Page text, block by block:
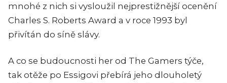
mnohé z nich si vysloužil nejprestižnější ocenění
Charles S. Roberts Award a v roce 1993 byl
přivítán do síně slávy.
A co se budoucnosti her od The Gamers týče,
tak otěže po Essigovi přebírá jeho dlouholetý